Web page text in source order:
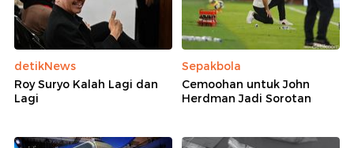
detikNews
Roy Suryo Kalah Lagi dan
Lagi
Sepakbola
Cemoohan untuk John
Herdman Jadi Sorotan